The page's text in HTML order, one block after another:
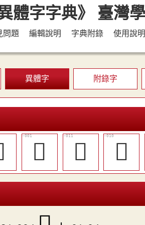
問題 編輯說明 字典附錄 使用說明
異體字 附錄字
𠈽 󰆮 󰆭